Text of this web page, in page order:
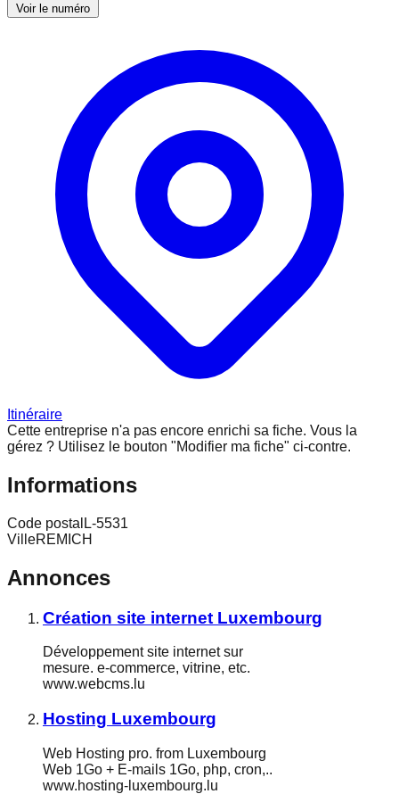
Voir le numéro
Itinéraire
Cette entreprise n'a pas encore enrichi sa fiche. Vous la
gérez ? Utilisez le bouton "Modifier ma fiche" ci-contre.
Informations
Code postal L-5531
VilleREMICH
Annonces
Création site internet Luxembourg
Développement site internet sur
mesure. e-commerce, vitrine, etc.
www.webcms.lu
Hosting Luxembourg
Web Hosting pro. from Luxembourg
Web 1Go + E-mails 1Go, php, cron,..
www.hosting-luxembourg.lu